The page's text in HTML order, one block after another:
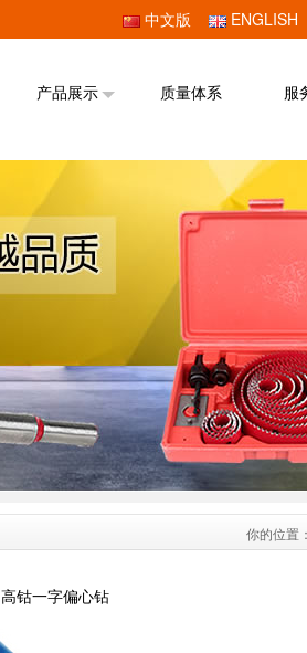
中文版 ENGLISH
产品展示 质量体系 服
你的位置：
高钴一字偏心钻